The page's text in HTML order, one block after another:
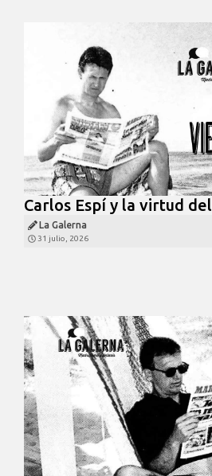
Carlos Espí y la virtud
La Galerna
31 julio, 2026